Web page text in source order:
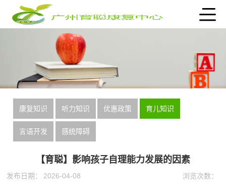
康复知识 听力知识 优惠政策 育儿知识
言语开发 感统障碍
【育聪】影响孩子自理能力发展的因素
发布日期： 2026-04-08 浏览次数：